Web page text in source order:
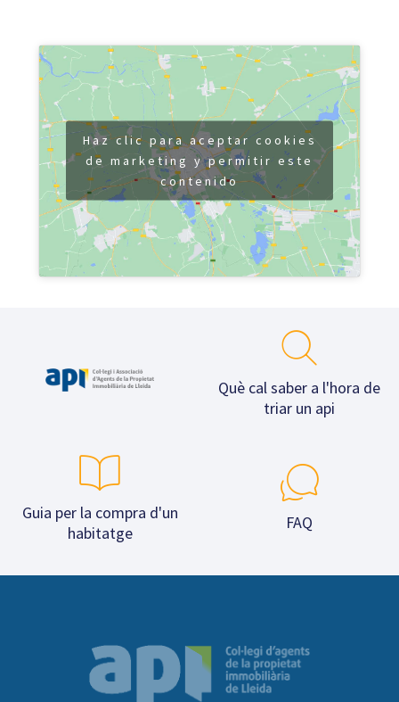
Haz clic para aceptar cookies
de marketing y permitir este
contenido
Què cal saber a l'hora de
triar un api
Guia per la compra d'un
habitatge
FAQ